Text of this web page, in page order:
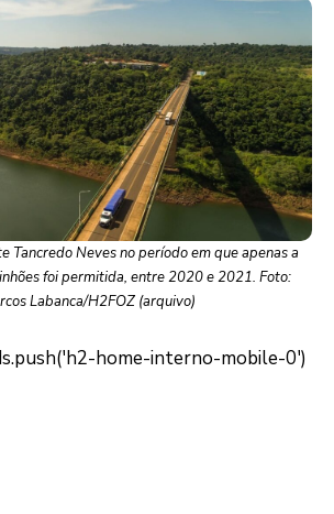
Tancredo Neves no período em que apenas a
foi permitida, entre 2020 e 2021. Foto:
Labanca/H2FOZ (arquivo)